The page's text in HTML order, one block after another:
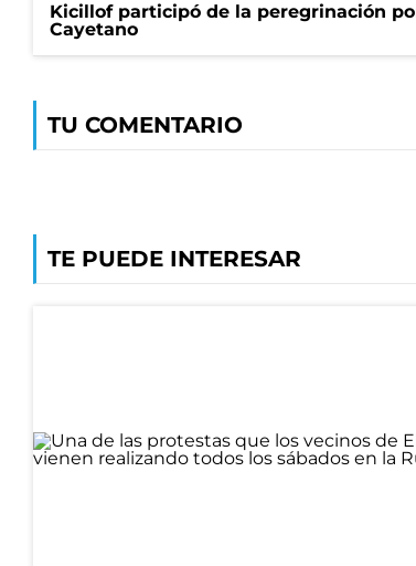
Kicillof participó de la peregrinación
Cayetano
TU COMENTARIO
TE PUEDE INTERESAR